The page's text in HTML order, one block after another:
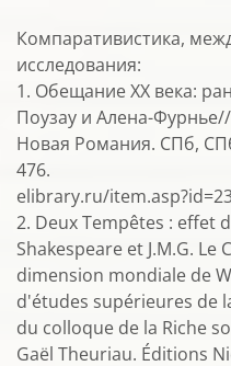
Компаративистика,
исследования:
1. Обещание ХХ века:
Поузау и Алена-
Новая Романия. СПб,
476.
elibrary.ru/
2. Deux Tempêtes : effet
Shakespeare et J.M.G. Le
dimension mondiale de
d'études supérieures de
du colloque de la Riche
Gaël Theuriau. Éditions